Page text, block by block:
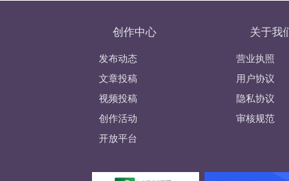
创作中心
发布动态
文章投稿
视频投稿
创作活动
开放平台
关于我
营业执照
用户协议
隐私协议
审核规范